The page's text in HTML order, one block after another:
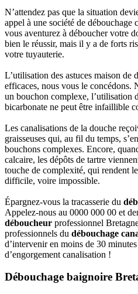
N’attendez pas que la situation
appel à une société de débouchage
vous aventurez à déboucher votre
bien le réussir, mais il y a de forts
votre tuyauterie.
L’utilisation des astuces maison de
efficaces, nous vous le concédons.
un bouchon complexe, l’utilisation
bicarbonate ne peut être infaillible
Les canalisations de la douche
graisseuses qui, au fil du temps,
bouchons complexes. Encore,
calcaire, les dépôts de tartre
touche de complexité, qui rendent le
difficile, voire impossible.
Épargnez-vous la tracasserie du
Appelez-nous au 0000 000 00 et
déboucheur professionnel
professionnels du débouchage
d’intervenir en moins de 30
d’engorgement canalisation !
Débouchage baignoire